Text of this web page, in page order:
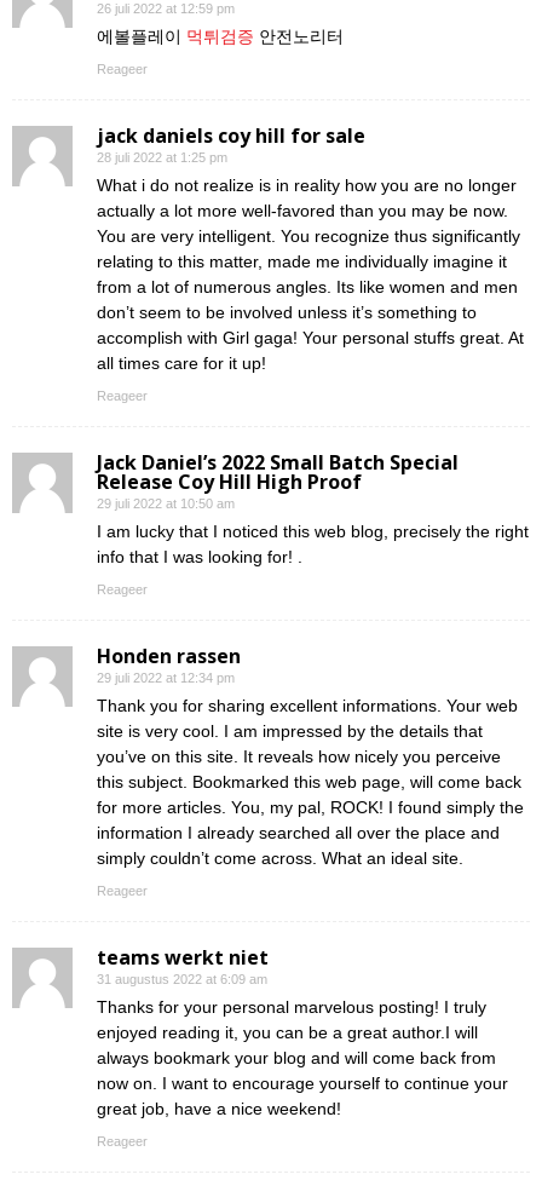
26 juli 2022 at 12:59 pm
에볼플레이 먹튀검증 안전노리터
Reageer
jack daniels coy hill for sale
28 juli 2022 at 1:25 pm
What i do not realize is in reality how you are no longer
actually a lot more well-favored than you may be now.
You are very intelligent. You recognize thus significantly
relating to this matter, made me individually imagine it
from a lot of numerous angles. Its like women and men
don’t seem to be involved unless it’s something to
accomplish with Girl gaga! Your personal stuffs great. At
all times care for it up!
Reageer
Jack Daniel’s 2022 Small Batch Special
Release Coy Hill High Proof
29 juli 2022 at 10:50 am
I am lucky that I noticed this web blog, precisely the right
info that I was looking for! .
Reageer
Honden rassen
29 juli 2022 at 12:34 pm
Thank you for sharing excellent informations. Your web
site is very cool. I am impressed by the details that
you’ve on this site. It reveals how nicely you perceive
this subject. Bookmarked this web page, will come back
for more articles. You, my pal, ROCK! I found simply the
information I already searched all over the place and
simply couldn’t come across. What an ideal site.
Reageer
teams werkt niet
31 augustus 2022 at 6:09 am
Thanks for your personal marvelous posting! I truly
enjoyed reading it, you can be a great author.I will
always bookmark your blog and will come back from
now on. I want to encourage yourself to continue your
great job, have a nice weekend!
Reageer